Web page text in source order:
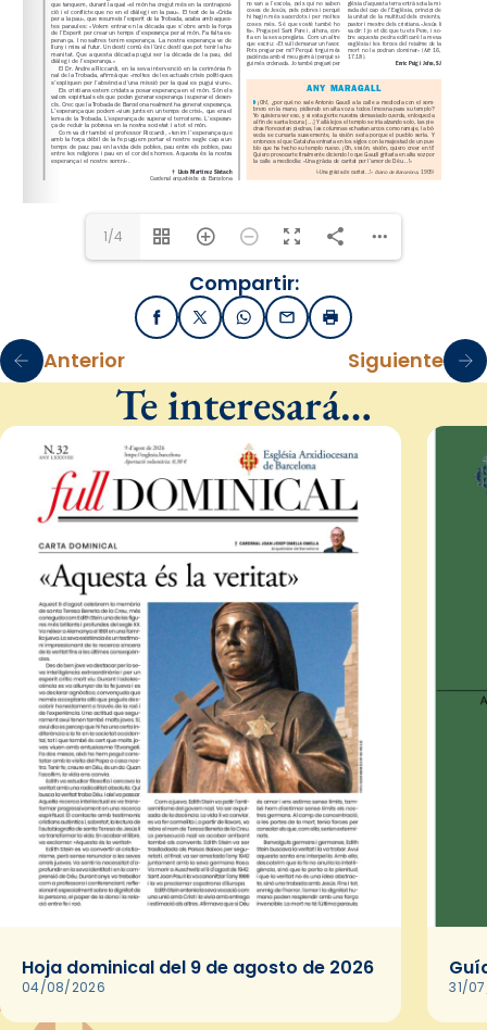
1/4
Compartir:
FacebookX / TwitterWhatsApp
EmailImprimir
Anterior Siguiente
Te interesará…
Hoja dominical del 9 de agosto de 2026
04/08/2026 31/